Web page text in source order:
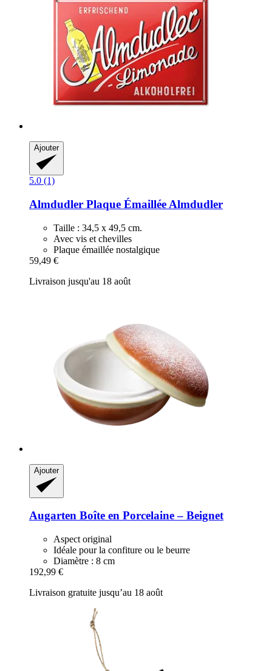
Ajouter
5.0 (1)
Almdudler Plaque Émaillée Almdudler
Taille : 34,5 x 49,5 cm.
Avec vis et chevilles
Plaque émaillée nostalgique
59,49 €
Livraison jusqu'au 18 août
Ajouter
Augarten Boîte en Porcelaine – Beignet
Aspect original
Idéale pour la confiture ou le beurre
Diamètre : 8 cm
192,99 €
Livraison gratuite jusqu’au 18 août